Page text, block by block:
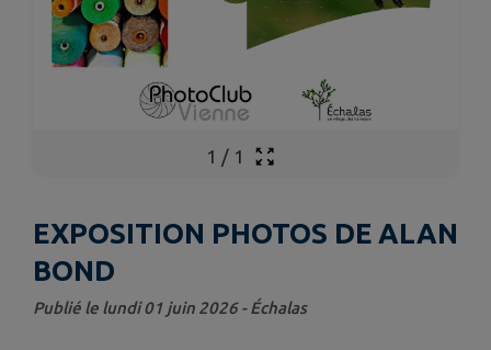
1 / 1
EXPOSITION PHOTOS DE ALAN
BOND
Publié le lundi 01 juin 2026 - Échalas